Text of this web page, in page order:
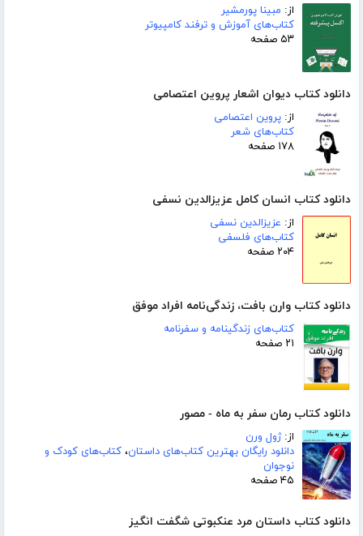
از: مبینا پورمشیر
کتاب‌های آموزش و ترفند کامپیوتر
۵۳ صفحه
دانلود کتاب دیوان اشعار پروین اعتصامی
از: پروین اعتصامی
کتاب‌های شعر
۱۷۸ صفحه
دانلود کتاب انسان کامل عزیزالدین نسفی
از: عزیزالدین نسفی
کتاب‌های فلسفی
۲۰۴ صفحه
دانلود کتاب وارن بافت، زندگی‌نامه افراد موفق
کتاب‌های زندگینامه و سفرنامه
۲۱ صفحه
دانلود کتاب رمان سفر به ماه - مصور
از:ژول ورن
دانلود رایگان بهترین کتاب‌های داستان، کتاب‌های کودک و
نوجوان
۴۵ صفحه
دانلود کتاب داستان مرد عنکبوتی شگفت انگیز